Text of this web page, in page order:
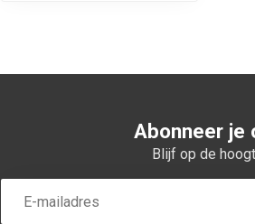
Abonneer je
Blijf op de